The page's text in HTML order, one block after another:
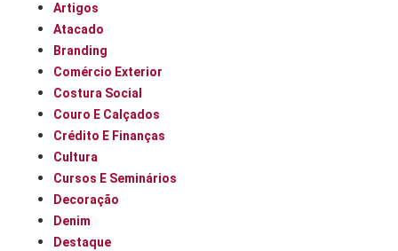
Artigos
Atacado
Branding
Comércio Exterior
Costura Social
Couro E Calçados
Crédito E Finanças
Cultura
Cursos E Seminários
Decoração
Denim
Destaque